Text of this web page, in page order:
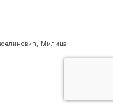
Милица